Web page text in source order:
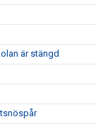
är stängd